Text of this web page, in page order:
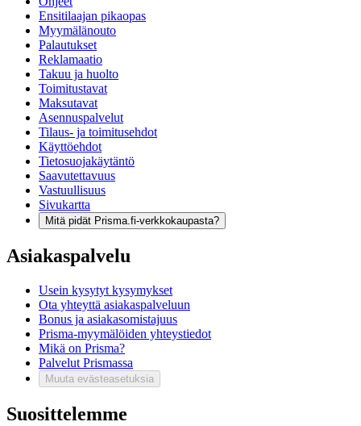
Ensitilaajan pikaopas
Myymälänouto
Palautukset
Reklamaatio
Takuu ja huolto
Toimitustavat
Maksutavat
Asennuspalvelut
Tilaus- ja toimitusehdot
Käyttöehdot
Tietosuojakäytäntö
Saavutettavuus
Vastuullisuus
Sivukartta
Mitä pidät Prisma.fi-verkkokaupasta?
Asiakaspalvelu
Usein kysytyt kysymykset
Ota yhteyttä asiakaspalveluun
Bonus ja asiakasomistajuus
Prisma-myymälöiden yhteystiedot
Mikä on Prisma?
Palvelut Prismassa
Muuta evästeasetuksia
Suosittelemme